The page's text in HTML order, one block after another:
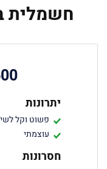
חשמלית
יתרונות
פשוט וקל
עוצמתי
חסרונות